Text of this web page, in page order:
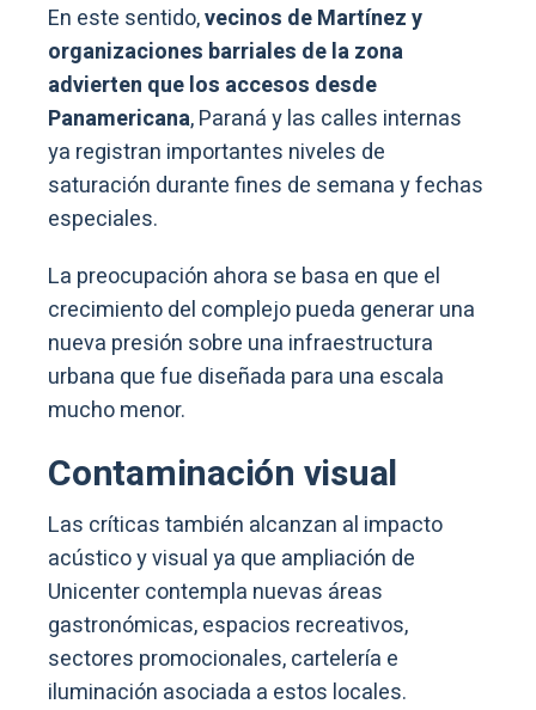
En este sentido,vecinos de Martínez y
organizaciones barriales de la zona
advierten que los accesos desde
Panamericana, Paraná y las calles internas
ya registran importantes niveles de
saturación durante fines de semana y fechas
especiales.
La preocupación ahora se basa en que el
crecimiento del complejo pueda generar una
nueva presión sobre una infraestructura
urbana que fue diseñada para una escala
mucho menor.
Contaminación visual
Las críticas también alcanzan al impacto
acústico y visual ya que ampliación de
Unicenter contempla nuevas áreas
gastronómicas, espacios recreativos,
sectores promocionales, cartelería e
iluminación asociada a estos locales.